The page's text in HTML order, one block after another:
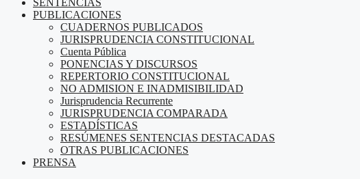
SENTENCIAS
PUBLICACIONES
CUADERNOS PUBLICADOS
JURISPRUDENCIA CONSTITUCIONAL
Cuenta Pública
PONENCIAS Y DISCURSOS
REPERTORIO CONSTITUCIONAL
NO ADMISION E INADMISIBILIDAD
Jurisprudencia Recurrente
JURISPRUDENCIA COMPARADA
ESTADÍSTICAS
RESÚMENES SENTENCIAS DESTACADAS
OTRAS PUBLICACIONES
PRENSA